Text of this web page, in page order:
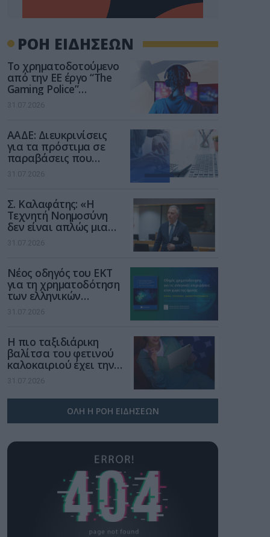
ΡΟΗ ΕΙΔΗΣΕΩΝ
Το χρηματοδοτούμενο
από την ΕΕ έργο “The
Gaming Police”
ενισχύει την ασφάλεια
των παιδιών στο
31.07.2026
ΑΑΔΕ: Διευκρινίσεις
για τα πρόστιμα σε
παραβάσεις που
αφορούν τους ΦΗΜ
31.07.2026
Σ. Καλαφάτης: «Η
Τεχνητή Νοημοσύνη
δεν είναι απλώς μια
νέα τεχνολογία, είναι
μια νέα βιομηχανική
31.07.2026
Νέος οδηγός του ΕΚΤ
για τη χρηματοδότηση
των ελληνικών
επιχειρήσεων στον
χώρο της άμυνας
31.07.2026
Η πιο ταξιδιάρικη
βαλίτσα του φετινού
καλοκαιριού έχει την
υπογραφή της Xiaomi
31.07.2026
ΟΛΗ Η ΡΟΗ ΕΙΔΗΣΕΩΝ